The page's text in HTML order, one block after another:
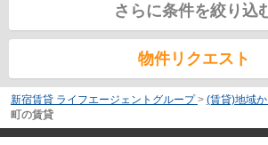
さらに条件を絞り込
物件リクエスト
新宿賃貸 ライフエージェントグループ > (賃貸)地域
町の賃貸